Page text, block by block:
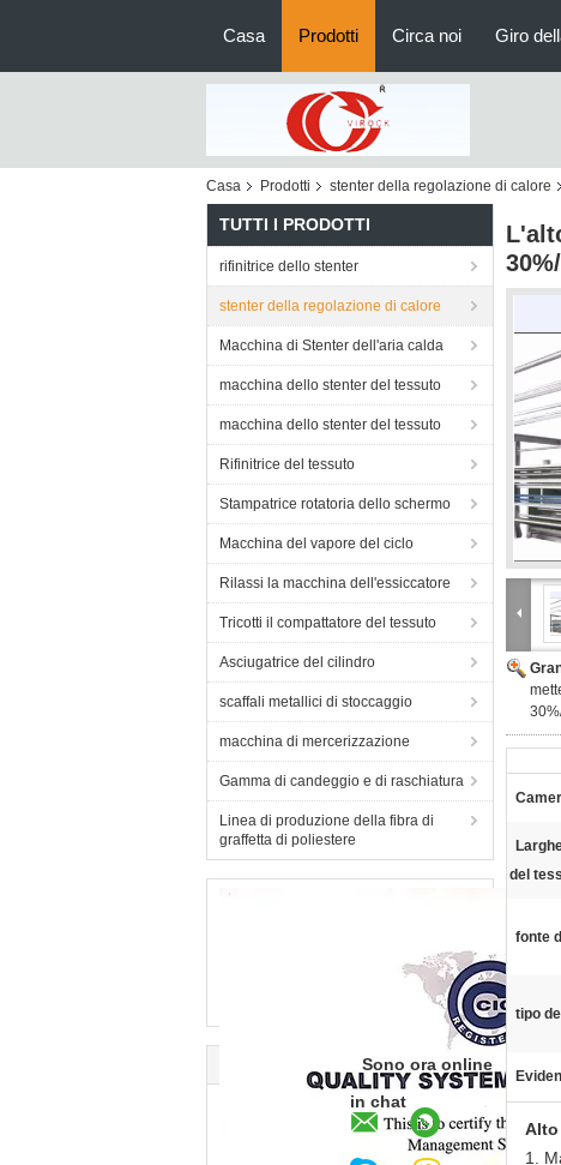
Casa Prodotti Circa noi Giro
Casa Prodotti stenter della regolazione di calore
TUTTI I PRODOTTI
rifinitrice dello stenter
stenter della regolazione di calore
Macchina di Stenter dell'aria calda
macchina dello stenter del tessuto
macchina dello stenter del tessuto
Rifinitrice del tessuto
Stampatrice rotatoria dello schermo
Macchina del vapore del ciclo
Rilassi la macchina dell'essiccatore
Tricotti il compattatore del tessuto
Asciugatrice del cilindro
scaffali metallici di stoccaggio
macchina di mercerizzazione
Gamma di candeggio e di raschiatura
Linea di produzione della fibra di
graffetta di poliestere
Sono ora online
in chat
del
fonte
tipo
Alto
1.